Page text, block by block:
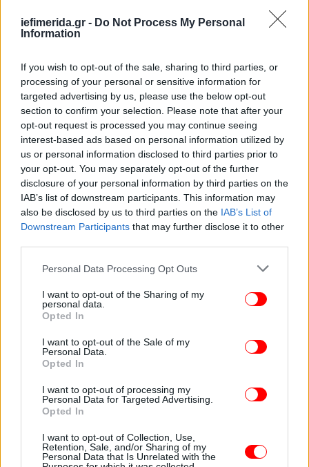
iefimerida.gr - Do Not Process My Personal
Information
If you wish to opt-out of the sale, sharing to third parties, or
processing of your personal or sensitive information for
targeted advertising by us, please use the below opt-out
section to confirm your selection. Please note that after your
opt-out request is processed you may continue seeing
interest-based ads based on personal information utilized by
us or personal information disclosed to third parties prior to
your opt-out. You may separately opt-out of the further
disclosure of your personal information by third parties on the
IAB’s list of downstream participants. This information may
also be disclosed by us to third parties on the IAB’s List of
Downstream Participants that may further disclose it to other
Please note that this website/app uses one or more Google
not limited to your visit or usage behaviour. You may click to
grant or deny consent to Google and its third-party tags to
use your data for below specified purposes in below Google
consent section.
Personal Data Processing Opt Outs
I want to opt-out of the Sharing of my
personal data.
Opted In
I want to opt-out of the Sale of my
Personal Data.
Opted In
I want to opt-out of processing my
Personal Data for Targeted Advertising.
Opted In
I want to opt-out of Collection, Use,
Retention, Sale, and/or Sharing of my
Personal Data that Is Unrelated with the